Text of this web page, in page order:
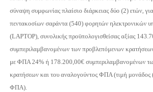
σύναψη συμφωνίας πλαίσιο διάρκειας δύο (2) ετών,
πεντακοσίων σαράντα (540) φορητών ηλεκτρονικών
(LAPTOP), συνολικής προϋπολογισθείσας αξίας
συμπεριλαμβανομένων των προβλεπόμενων
με ΦΠΑ 24% ή 178.200,00€ συμπεριλαμβανομένων
κρατήσεων και του αναλογούντος ΦΠΑ (τιμή
ΦΠΑ).